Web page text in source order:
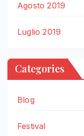
Agosto 2019
Luglio 2019
Categories
Blog
Festival